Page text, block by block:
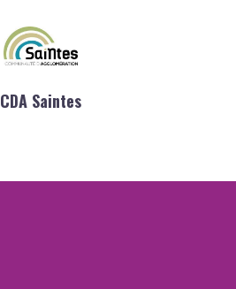
CDA Saintes